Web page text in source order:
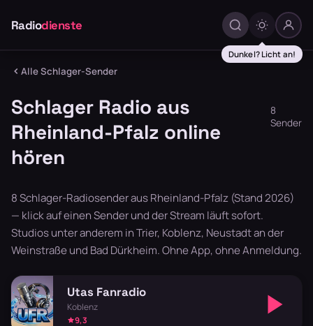
Radiodienste
Dunkel? Licht an!
Alle Schlager-Sender
Schlager Radio aus
Rheinland-Pfalz online
hören
8
Sender
8 Schlager-Radiosender aus Rheinland-Pfalz (Stand 2026)
— klick auf einen Sender und der Stream läuft sofort.
Studios unter anderem in Trier, Koblenz, Neustadt an der
Weinstraße und Bad Dürkheim. Ohne App, ohne Anmeldung.
Utas Fanradio
Koblenz
9,3